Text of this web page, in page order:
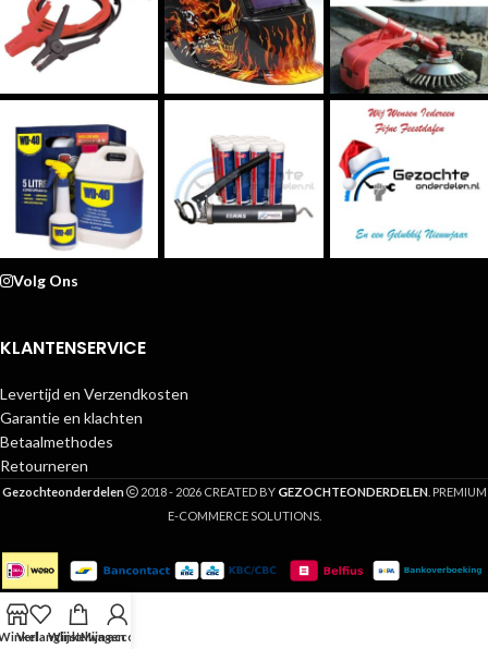
Volg Ons
KLANTENSERVICE
Levertijd en Verzendkosten
Garantie en klachten
Betaalmethodes
Retourneren
Gezochteonderdelen 2018 - 2026 CREATED BY GEZOCHTEONDERDELEN. PREMIUM
E-COMMERCE SOLUTIONS.
VerlanglijstWinkelwagen
Mijn account